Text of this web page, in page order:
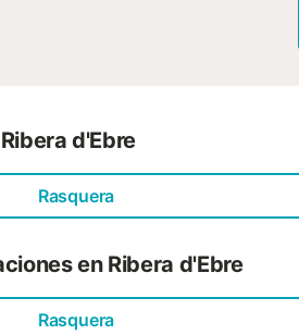
d'Ebre
Rasquera
en Ribera d'Ebre
Rasquera